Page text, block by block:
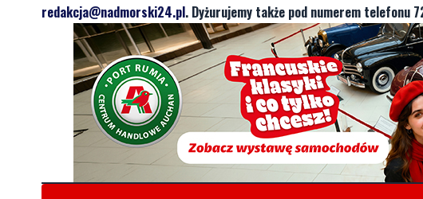
redakcja@nadmorski24.pl. Dyżurujemy także pod numerem telefonu